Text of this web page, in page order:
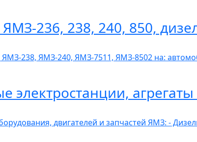
236, 238, 240, 850,
ЯМЗ-238, ЯМЗ-240, ЯМЗ-7511, ЯМЗ-8502 на:
электростанции,
двигателей и запчастей ЯМЗ: -